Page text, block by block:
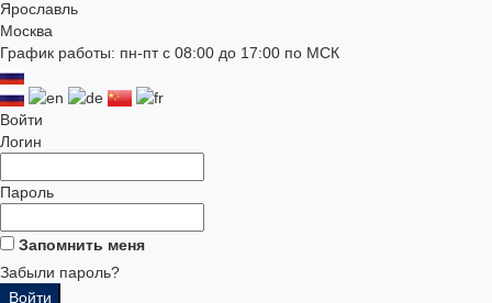
Ярославль
Москва
График работы: пн-пт с 08:00 до 17:00 по МСК
Войти
Логин
Пароль
Запомнить меня
Забыли пароль?